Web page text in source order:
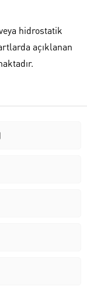
hidrostatik
açıklanan